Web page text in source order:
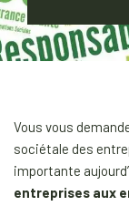
Vous vous
sociétale des
importante
entreprises aux